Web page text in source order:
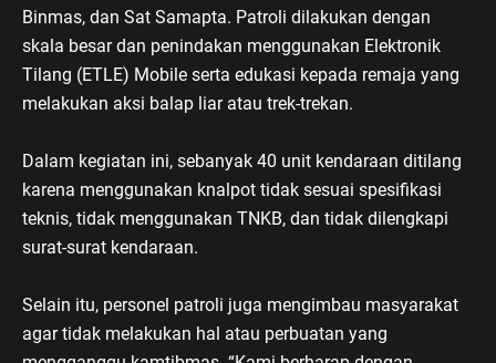
Binmas, dan Sat Samapta. Patroli dilakukan dengan
skala besar dan penindakan menggunakan Elektronik
Tilang (ETLE) Mobile serta edukasi kepada remaja yang
melakukan aksi balap liar atau trek-trekan.
Dalam kegiatan ini, sebanyak 40 unit kendaraan ditilang
karena menggunakan knalpot tidak sesuai spesifikasi
teknis, tidak menggunakan TNKB, dan tidak dilengkapi
surat-surat kendaraan.
Selain itu, personel patroli juga mengimbau masyarakat
agar tidak melakukan hal atau perbuatan yang